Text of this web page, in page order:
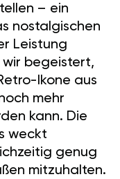
– ein
nostalgischen
Leistung
wir begeistert,
Ikone aus
mehr
kann. Die
weckt
genug
mitzuhalten.